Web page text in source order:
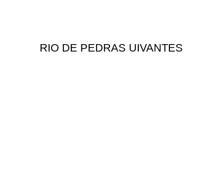
RIO DE PEDRAS UIVANTES